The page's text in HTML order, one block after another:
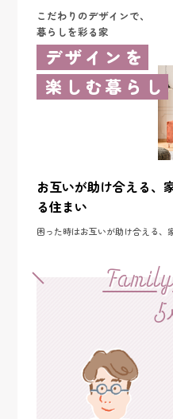
こだわりのデザインで、
暮らしを彩る家
デザインを
楽しむ暮らし
お互いが助け合える、
る住まい
困った時はお互いが助け合える、
5